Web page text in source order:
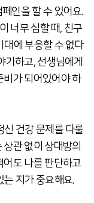
인을 할 수 있어요.
너무 심할 때, 친구
대에 부응할 수 없다
기하고, 선생님에게
비가 되어있어야 하
신 건강 문제를 다룰
관 없이 상대방의
도 나를 판단하고
지가 중요해요.